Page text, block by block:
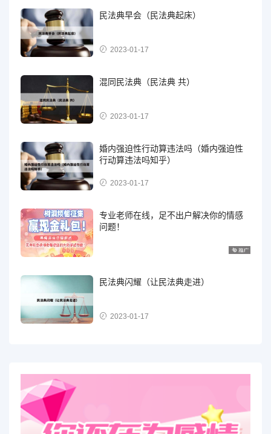
民法典早会（民法典起床）
2023-01-17
混同民法典（民法典 共）
2023-01-17
婚内强迫性行动算违法吗（婚内强迫性
行动算违法吗知乎）
2023-01-17
专业老师在线，足不出户解决你的情感
问题！
民法典闪耀（让民法典走进）
2023-01-17